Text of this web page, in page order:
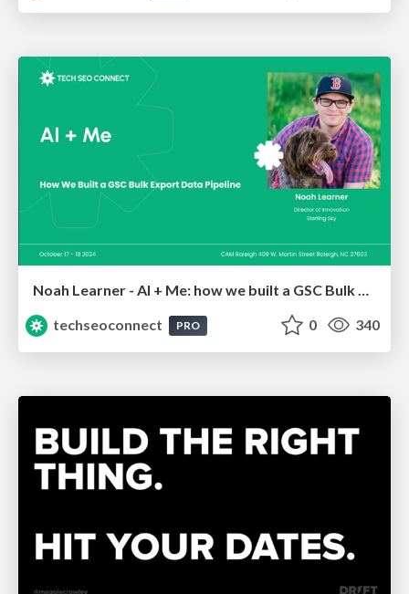
Noah Learner - AI + Me: how we built a GSC Bulk Export data pipeline
techseoconnect
PRO 0 340